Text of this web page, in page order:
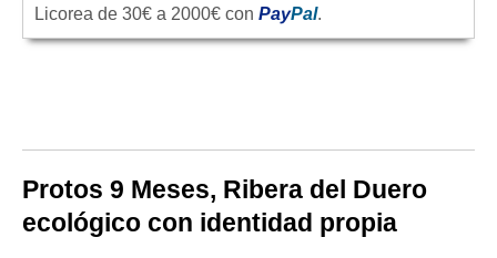
Licorea de 30€ a 2000€ con PayPal.
Protos 9 Meses, Ribera del Duero
ecológico con identidad propia